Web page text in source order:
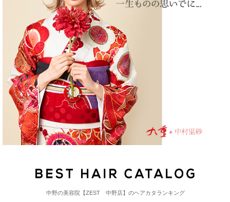
中野の美容院【ZEST 中野店】のヘアカタランキング